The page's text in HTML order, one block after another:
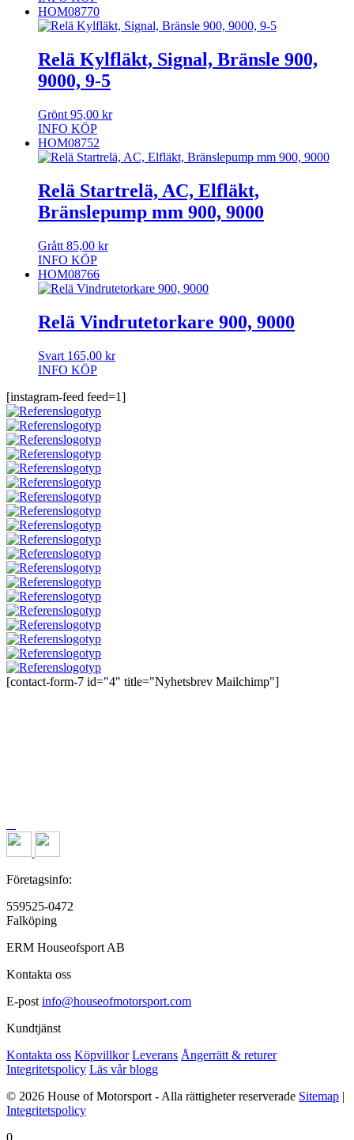
HOM08770
Relä Kylfläkt, Signal, Bränsle 900,
9000, 9-5
Grönt 95,00 kr
INFO KÖP
HOM08752
Relä Startrelä, AC, Elfläkt,
Bränslepump mm 900, 9000
Grått 85,00 kr
INFO KÖP
HOM08766
Relä Vindrutetorkare 900, 9000
Svart 165,00 kr
INFO KÖP
[instagram-feed feed=1]
[contact-form-7 id="4" title="Nyhetsbrev Mailchimp"]
Företagsinfo:
559525-0472
Falköping
ERM Houseofsport AB
Kontakta oss
E-post info@houseofmotorsport.com
Kundtjänst
Kontakta oss Köpvillkor Leverans Ångerrätt & returer
Integritetspolicy Läs vår blogg
© 2026 House of Motorsport - Alla rättigheter reserverade Sitemap |
Integritetspolicy
0